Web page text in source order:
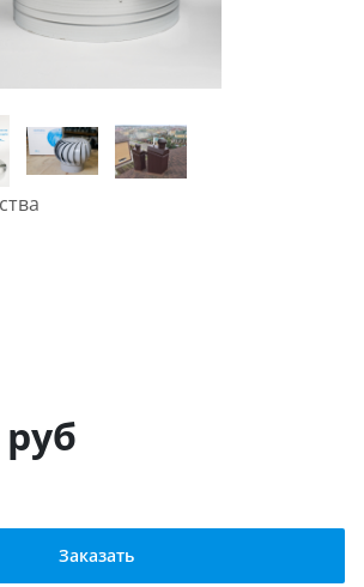
Заказать